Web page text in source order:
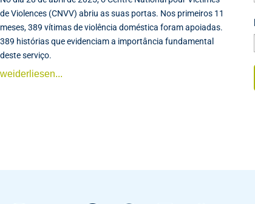
de Violences (CNVV) abriu as suas portas. Nos primeiros 11
meses, 389 vítimas de violência doméstica foram apoiadas.
389 histórias que evidenciam a importância fundamental
deste serviço.
weiderliesen...